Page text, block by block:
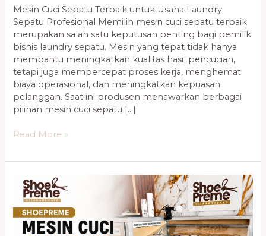
Mesin Cuci Sepatu Terbaik untuk Usaha Laundry
Sepatu Profesional Memilih mesin cuci sepatu terbaik
merupakan salah satu keputusan penting bagi pemilik
bisnis laundry sepatu. Mesin yang tepat tidak hanya
membantu meningkatkan kualitas hasil pencucian,
tetapi juga mempercepat proses kerja, menghemat
biaya operasional, dan meningkatkan kepuasan
pelanggan. Saat ini produsen menawarkan berbagai
pilihan mesin cuci sepatu […]
Read More »
Harga
Mesin
Cuci
Sepatu
Otomatis